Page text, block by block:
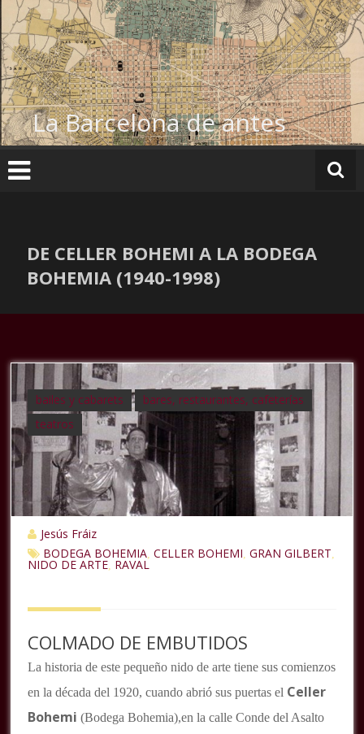
contenido
La Barcelona de antes
DE CELLER BOHEMI A LA BODEGA
BOHEMIA (1940-1998)
bailes y cabarets
bares, restaurantes, cafeterías
teatros
Jesús Fráiz
BODEGA BOHEMIA ,CELLER BOHEMI ,GRAN GILBERT
NIDO DE ARTE RAVAL
COLMADO DE EMBUTIDOS
La historia de este pequeño nido de arte tiene sus comienzos
en la década del 1920, cuando abrió sus puertas el Celler
Bohemi (Bodega Bohemia),en la calle Conde del Asalto